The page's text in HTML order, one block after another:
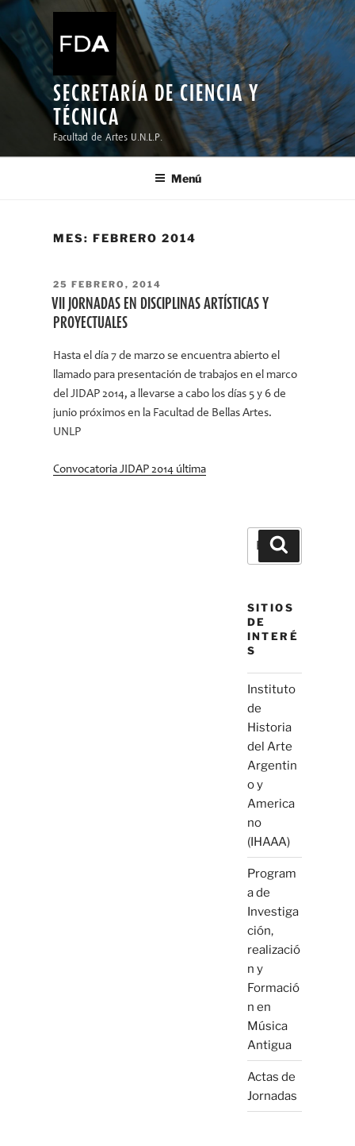
Ir
contenido
SECRETARÍA DE CIENCIA Y
TÉCNICA
Facultad de Artes U.N.L.P.
Menú
MES:FEBRERO 2014
PUBLICADO
EL
25 FEBRERO, 2014
VII JORNADAS EN DISCIPLINAS ARTÍSTICAS Y
PROYECTUALES
Hasta el día 7 de marzo se encuentra abierto el
llamado para presentación de trabajos en el marco
del JIDAP 2014, a llevarse a cabo los días 5 y 6 de
junio próximos en la Facultad de Bellas Artes.
UNLP
Convocatoria JIDAP 2014 última
Buscar
SITIOS
DE
INTERÉ
S
Instituto
de
Historia
del Arte
Argentin
o y
America
no
(IHAAA)
Program
a de
Investiga
ción,
realizació
n y
Formació
n en
Música
Antigua
Actas de
Jornadas